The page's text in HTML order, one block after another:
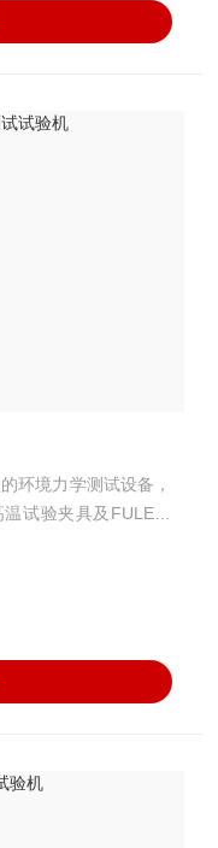
环境力学测试设备，
试验夹具及FULE测